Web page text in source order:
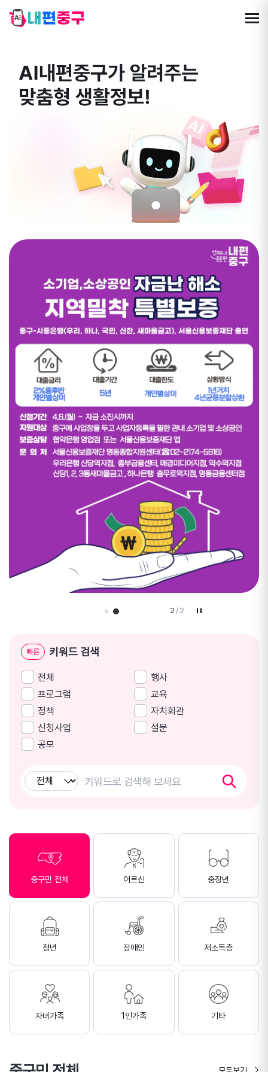
1/ 2
빠른 키워드 검색
전체
행사
프로그램
교육
정책
자치회관
신청사업
설문
공모
중구민 전체 어르신 중장년
청년 장애인 저소득층
자녀가족 1인가족 기타